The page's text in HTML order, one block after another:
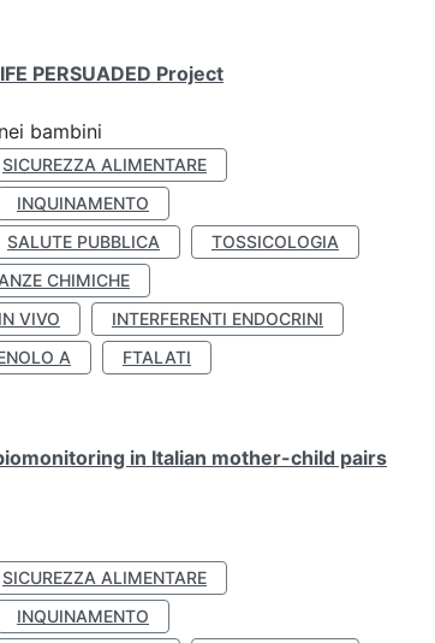
PERSUADED Project
bambini
SICUREZZA ALIMENTARE
INQUINAMENTO
SALUTE PUBBLICA
TOSSICOLOGIA
CHIMICHE
VIVO
INTERFERENTI ENDOCRINI
A
FTALATI
in Italian mother-child pairs
SICUREZZA ALIMENTARE
INQUINAMENTO